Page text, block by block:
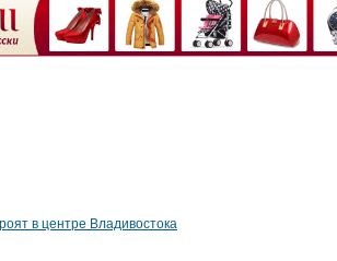
в центре Владивостока